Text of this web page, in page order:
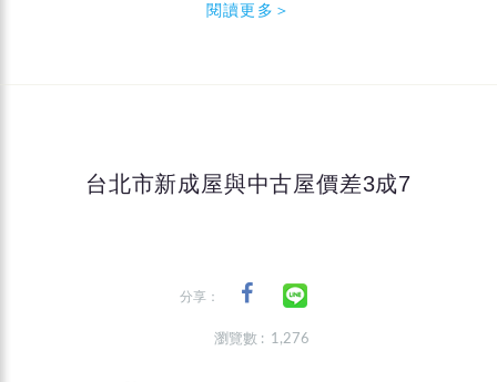
閱讀更多＞
台北市新成屋與中古屋價差3成7
分享：
瀏覽數 : 1,276